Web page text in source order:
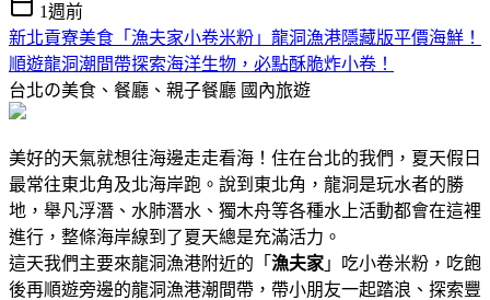
1週前
新北貢寮美食「漁夫家小卷米粉」龍洞漁港隱藏版平價海鮮！
順遊龍洞潮間帶探索海洋生物，必點酥脆炸小卷！
台北の美食、餐廳、親子餐廳 國內旅遊
美好的天氣就想往海邊走走看海！住在台北的我們，夏天假日
最常往東北角及北海岸跑。說到東北角，龍洞是玩水者的勝
地，舉凡浮潛、水肺潛水、獨木舟等各種水上活動都會在這裡
進行，整條海岸線到了夏天總是充滿活力。
這天我們主要來龍洞漁港附近的「 漁夫家 」吃小卷米粉，吃飽
後再順遊旁邊的龍洞漁港潮間帶，帶小朋友一起踏浪、探索豐